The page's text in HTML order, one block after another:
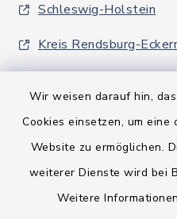
Wir weisen darauf hin,
Cookies einsetzen, um
Website zu ermöglichen.
weiterer Dienste wird bei
Weitere
Schleswig-Holstein
Kreis Rendsburg-